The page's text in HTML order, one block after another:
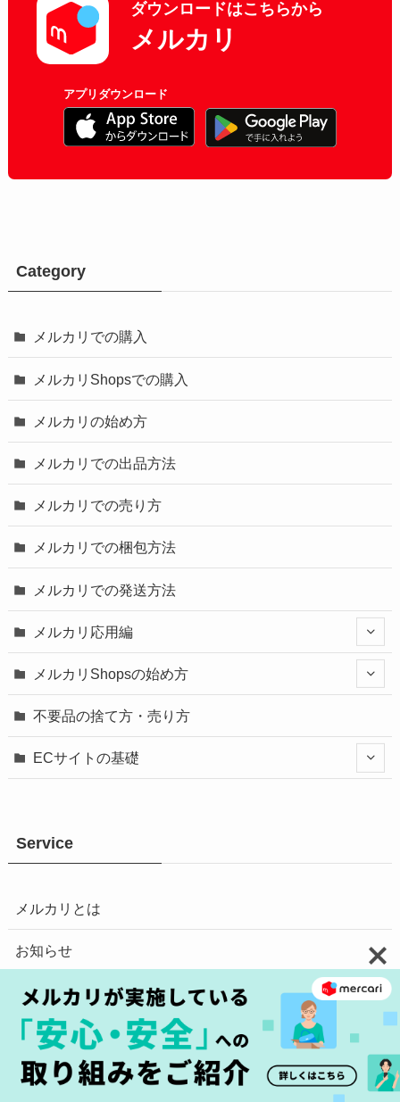
ダウンロードはこちらから
メルカリ
アプリダウンロード
Category
メルカリでの購入
メルカリShopsでの購入
メルカリの始め方
メルカリでの出品方法
メルカリでの売り方
メルカリでの梱包方法
メルカリでの発送方法
メルカリ応用編
メルカリShopsの始め方
不要品の捨て方・売り方
ECサイトの基礎
Service
メルカリとは
お知らせ
使いかた
もっとメルカリを知る
SNSをフォロー